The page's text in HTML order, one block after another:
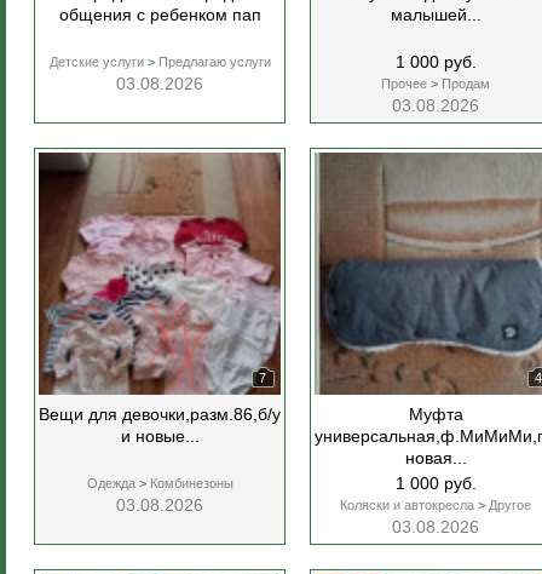
общения с ребенком пап
Детские услуги >Предлагаю услуги
03.08.2026
малышей...
1 000 руб.
Прочее > Продам
03.08.2026
7
Вещи для девочки,разм.86,б/у
и новые...
Одежда >Комбинезоны
03.08.2026
4
Муфта
новая...
1 000 руб.
Коляски и автокресла > Другое
03.08.2026